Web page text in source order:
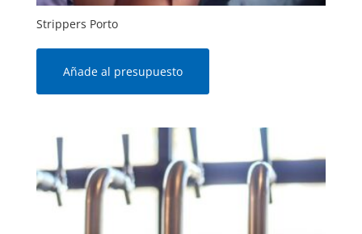
Strippers Porto
Añade al presupuesto